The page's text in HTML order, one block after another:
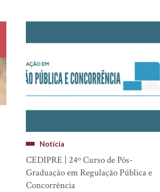
Notícia
CEDIPRE | 24º Curso de Pós-
Graduação em Regulação Pública e
Concorrência